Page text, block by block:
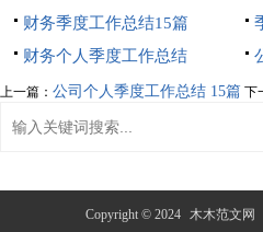
财务季度工作总结15篇
财务个人季度工作总结
上一篇： 公司个人季度工作总结 15篇 下
Copyright © 2024 木木范文网